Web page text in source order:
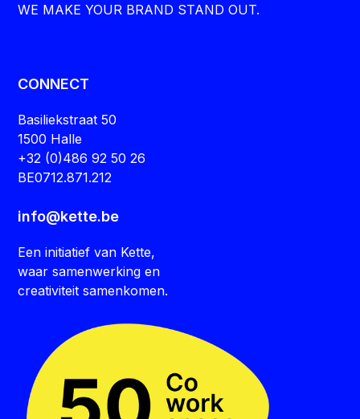
WE MAKE YOUR BRAND STAND OUT.
CONNECT
Basiliekstraat 50
1500 Halle
+32 (0)486 92 50 26
BE0712.871.212
info@kette.be
Een initiatief van Kette,
waar samenwerking en
creativiteit samenkomen.